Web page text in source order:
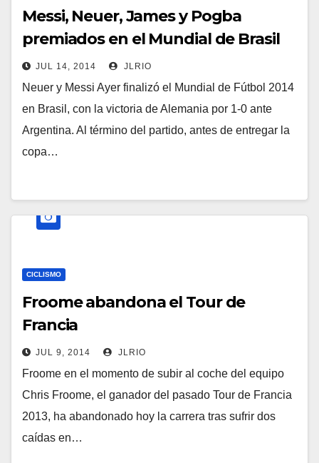
Messi, Neuer, James y Pogba
premiados en el Mundial de Brasil
JUL 14, 2014 JLRIO
Neuer y Messi Ayer finalizó el Mundial de Fútbol 2014
en Brasil, con la victoria de Alemania por 1-0 ante
Argentina. Al término del partido, antes de entregar la
copa…
CICLISMO
Froome abandona el Tour de
Francia
JUL 9, 2014 JLRIO
Froome en el momento de subir al coche del equipo
Chris Froome, el ganador del pasado Tour de Francia
2013, ha abandonado hoy la carrera tras sufrir dos
caídas en…